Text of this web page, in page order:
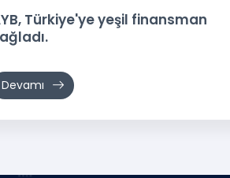
Türkiye'ye yeşil finansman
Devamı